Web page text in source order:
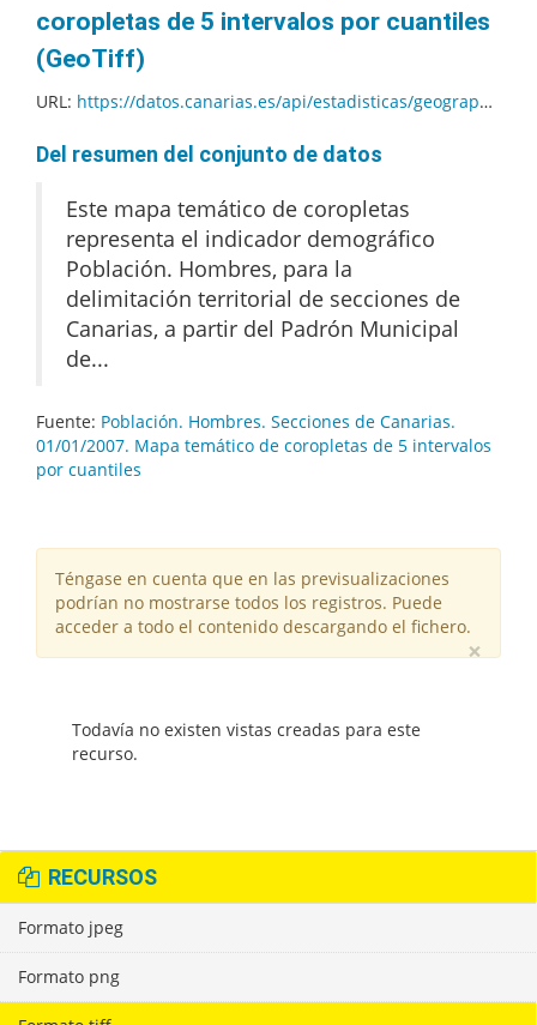
coropletas de 5 intervalos por cuantiles
(GeoTiff)
URL: https://datos.canarias.es/api/estadisticas/geographical-resources/indicadoresdemograficos/ows?service=WMS&version=1.1.1&bbox=-18.16%2C27.637732460793%2C-13.33%2C29.4160571351661&width=3072&height=1128&crs=EPSG%3A4326&request=GetMap&layers=Secciones-20070101&styles=poblacion_hombres-secciones-20070101&format=image/geotiff
Del resumen del conjunto de datos
Este mapa temático de coropletas
representa el indicador demográfico
Población. Hombres, para la
delimitación territorial de secciones de
Canarias, a partir del Padrón Municipal
de...
Fuente: Población. Hombres. Secciones de Canarias.
01/01/2007. Mapa temático de coropletas de 5 intervalos
por cuantiles
Téngase en cuenta que en las previsualizaciones
podrían no mostrarse todos los registros. Puede
acceder a todo el contenido descargando el fichero.
×
Todavía no existen vistas creadas para este
recurso.
RECURSOS
Formato jpeg
Formato png